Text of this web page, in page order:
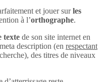
et jouer surles
à l’orthographe.
texte de son site internet en
description (en respectant
des titres de niveaux